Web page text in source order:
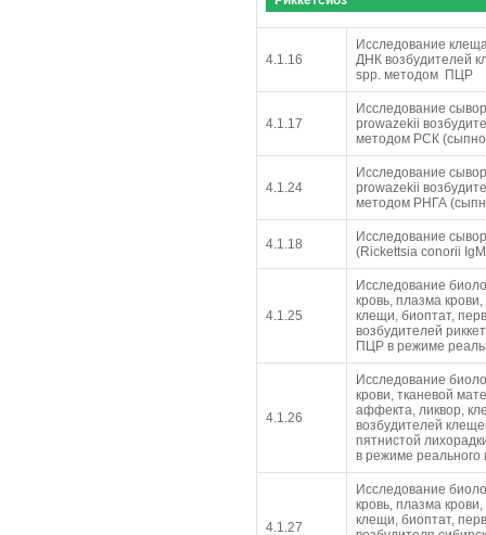
4.1.16
Исследование
ДНК возбудителей
spp. методом ПЦР
4.1.17
Исследование
prowazekii
методом РСК
4.1.24
Исследование
prowazekii
методом РНГА
4.1.18
Исследование
(Rickettsia conorii
4.1.25
Исследование
кровь, плазма
клещи, биоптат,
возбудителей
ПЦР в режиме
4.1.26
Исследование
крови, тканевой
аффекта, ликвор,
возбудителей
пятнистой
в режиме реального
4.1.27
Исследование
кровь, плазма
клещи, биоптат,